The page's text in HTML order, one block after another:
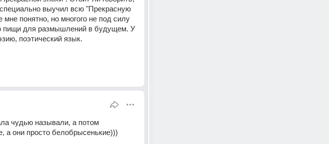
выучил всю "Прекрасную
понятно, но многого не под силу
пищи для размышлений в будущем. У
поэтический язык.
чудью называли, а потом
а они просто белобрысенькие)))